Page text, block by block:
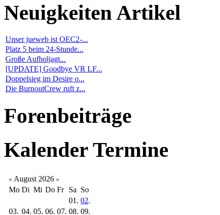
NeuigkeitenArtikel
Unser jueweb ist OEC2-...
Platz 5 beim 24-Stunde...
Große Aufholjagt...
[UPDATE] Goodbye VR LF...
Doppelsieg im Desire o...
Die BurnoutCrew ruft z...
Forenbeiträge
Kalender Termine
« August 2026 »
Mo Di Mi Do Fr Sa So
01. 02.
03. 04. 05. 06. 07. 08. 09.